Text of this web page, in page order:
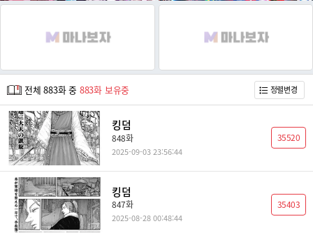
전체 883화 중 883화 보유중 정렬변경
킹덤
848화
2025-09-03 23:56:44
35520
킹덤
847화
2025-08-28 00:48:44
35403